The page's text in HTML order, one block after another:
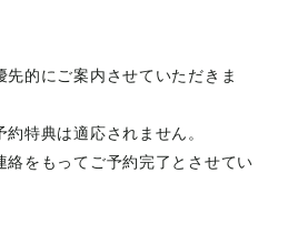
先的にご案内させていただきま
特典は適応されません。
絡をもってご予約完了とさせてい